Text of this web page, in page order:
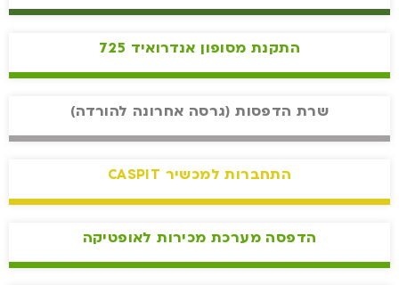
התקנת מסופון אנדרואיד 725
שרת הדפסות (גרסה אחרונה להורדה)
התחברות למכשיר CASPIT
הדפסה מערכת מכירות לאופטיקה